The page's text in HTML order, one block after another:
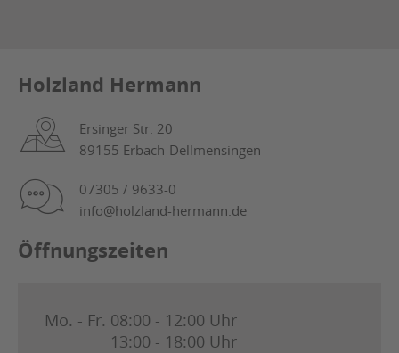
Holzland Hermann
Ersinger Str. 20
89155 Erbach-Dellmensingen
07305 / 9633-0
info@holzland-hermann.de
Öffnungszeiten
Mo. - Fr. 08:00 - 12:00 Uhr
13:00 - 18:00 Uhr